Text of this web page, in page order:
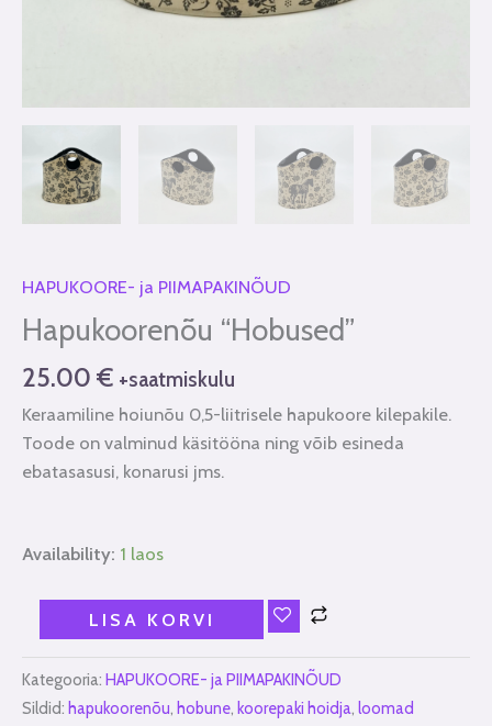
HAPUKOORE- ja PIIMAPAKINÕUD
Hapukoorenõu “Hobused”
25.00 € +saatmiskulu
Keraamiline hoiunõu 0,5-liitrisele hapukoore kilepakile.
Toode on valminud käsitööna ning võib esineda
ebatasasusi, konarusi jms.
Availability: 1 laos
LISA KORVI
Kategooria: HAPUKOORE- ja PIIMAPAKINÕUD
Sildid: hapukoorenõu, hobune, koorepaki hoidja, loomad